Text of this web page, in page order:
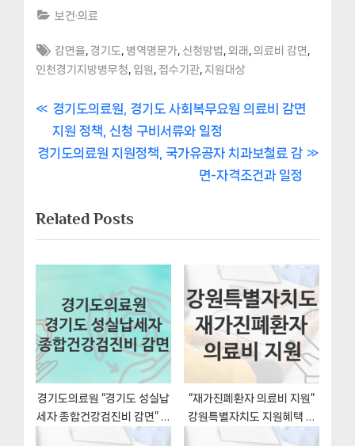
보건·의료
Tags:
감면율 경기도 병역명문가 신청방법 외래 의료비 감면
인천경기지방병무청 입원 접수기관 지원대상
글
내
게
이
P
r
e
o
u
s
s
t
:
경기도의료원, 경기도 사회복무요원 의료비 감면
지원 정책, 신청 구비서류와 일정
N
t
P
o
:
경기도의료원 지원정책, 국가유공자 치과보철료 감
면-자격조건과 일정
Related Posts
경기도의료원 “경기도 성실납
세자 종합건강검진비 감면” 복
지 지원혜택 신청방법과 구비
“재가진폐환자 의료비 지원”
강원특별자치도 지원혜택 신
청방법과 구비서류